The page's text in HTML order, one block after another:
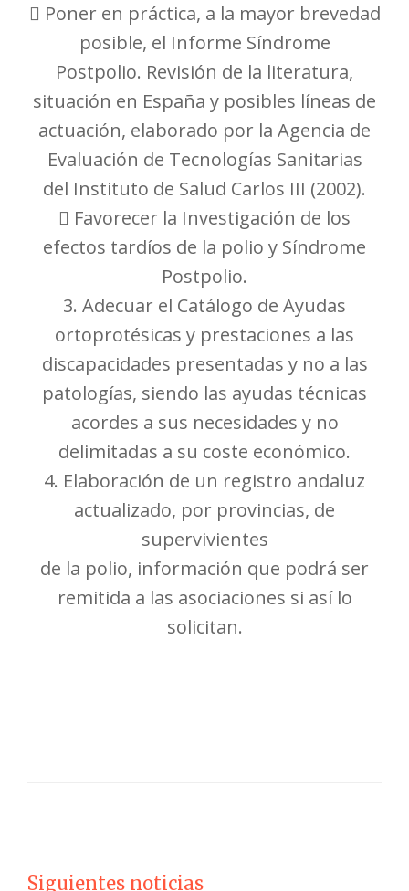
 Poner en práctica, a la mayor brevedad
posible, el Informe Síndrome
Postpolio. Revisión de la literatura,
situación en España y posibles líneas de
actuación, elaborado por la Agencia de
Evaluación de Tecnologías Sanitarias
del Instituto de Salud Carlos III (2002).
 Favorecer la Investigación de los
efectos tardíos de la polio y Síndrome
Postpolio.
3. Adecuar el Catálogo de Ayudas
ortoprotésicas y prestaciones a las
discapacidades presentadas y no a las
patologías, siendo las ayudas técnicas
acordes a sus necesidades y no
delimitadas a su coste económico.
4. Elaboración de un registro andaluz
actualizado, por provincias, de
supervivientes
de la polio, información que podrá ser
remitida a las asociaciones si así lo
solicitan.
Siguientes noticias